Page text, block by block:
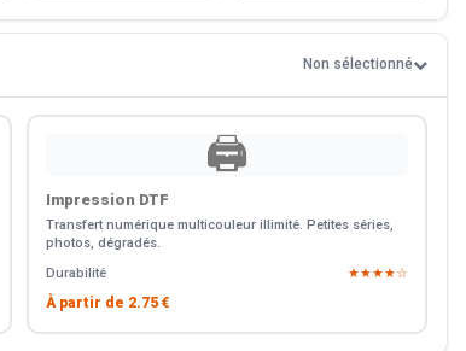
Non sélectionné
🖨️
Impression DTF
Transfert numérique multicouleur illimité. Petites séries,
photos, dégradés.
Durabilité
★★★★☆
À partir de 2.75 €